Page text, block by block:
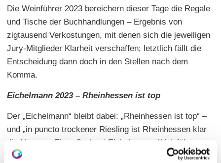
Die Weinführer 2023 bereichern dieser Tage die Regale
und Tische der Buchhandlungen – Ergebnis von
zigtausend Verkostungen, mit denen sich die jeweiligen
Jury-Mitglieder Klarheit verschaffen; letztlich fällt die
Entscheidung dann doch in den Stellen nach dem
Komma.
Eichelmann 2023 – Rheinhessen ist top
Der „Eichelmann“ bleibt dabei: „Rheinhessen ist top“ –
und „in puncto trockener Riesling ist Rheinhessen klar
die Nummer Eins. Gerhard Eichelmanns Weinführer
vergibt neben der Auszeichnung für die besten